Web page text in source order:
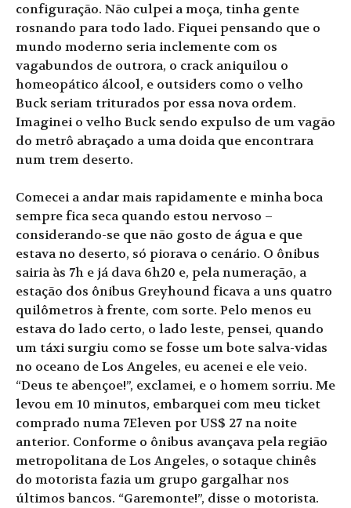
configuração. Não culpei a moça, tinha gente
rosnando para todo lado. Fiquei pensando que o
mundo moderno seria inclemente com os
vagabundos de outrora, o crack aniquilou o
homeopático álcool, e outsiders como o velho
Buck seriam triturados por essa nova ordem.
Imaginei o velho Buck sendo expulso de um vagão
do metrô abraçado a uma doida que encontrara
num trem deserto.
Comecei a andar mais rapidamente e minha boca
sempre fica seca quando estou nervoso –
considerando-se que não gosto de água e que
estava no deserto, só piorava o cenário. O ônibus
sairia às 7h e já dava 6h20 e, pela numeração, a
estação dos ônibus Greyhound ficava a uns quatro
quilômetros à frente, com sorte. Pelo menos eu
estava do lado certo, o lado leste, pensei, quando
um táxi surgiu como se fosse um bote salva-vidas
no oceano de Los Angeles, eu acenei e ele veio.
“Deus te abençoe!”, exclamei, e o homem sorriu. Me
levou em 10 minutos, embarquei com meu ticket
comprado numa 7Eleven por US$ 27 na noite
anterior. Conforme o ônibus avançava pela região
metropolitana de Los Angeles, o sotaque chinês
do motorista fazia um grupo gargalhar nos
últimos bancos. “Garemonte!”, disse o motorista.